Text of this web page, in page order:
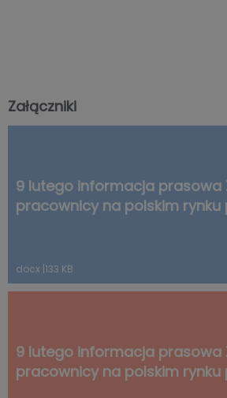
Załączniki
9 lutego informacja prasowa
pracownicy na polskim rynku
docx |133 KB
9 lutego informacja prasowa
pracownicy na polskim rynku